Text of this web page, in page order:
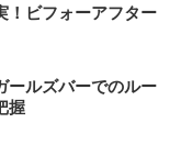
！ビフォーアフター
ールズバーでのルー
握